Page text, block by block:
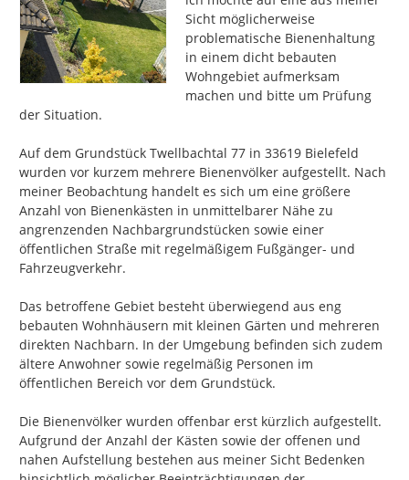
Sicht möglicherweise
problematische Bienenhaltung
in einem dicht bebauten
Wohngebiet aufmerksam
machen und bitte um Prüfung
der Situation.
Auf dem Grundstück Twellbachtal 77 in 33619 Bielefeld
wurden vor kurzem mehrere Bienenvölker aufgestellt. Nach
meiner Beobachtung handelt es sich um eine größere
Anzahl von Bienenkästen in unmittelbarer Nähe zu
angrenzenden Nachbargrundstücken sowie einer
öffentlichen Straße mit regelmäßigem Fußgänger- und
Fahrzeugverkehr.
Das betroffene Gebiet besteht überwiegend aus eng
bebauten Wohnhäusern mit kleinen Gärten und mehreren
direkten Nachbarn. In der Umgebung befinden sich zudem
ältere Anwohner sowie regelmäßig Personen im
öffentlichen Bereich vor dem Grundstück.
Die Bienenvölker wurden offenbar erst kürzlich aufgestellt.
Aufgrund der Anzahl der Kästen sowie der offenen und
nahen Aufstellung bestehen aus meiner Sicht Bedenken